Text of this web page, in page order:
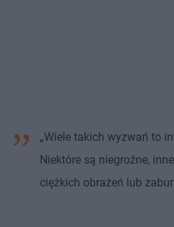
„Wiele takich wyzwań to
Niektóre są niegroźne,
ciężkich obrażeń lub